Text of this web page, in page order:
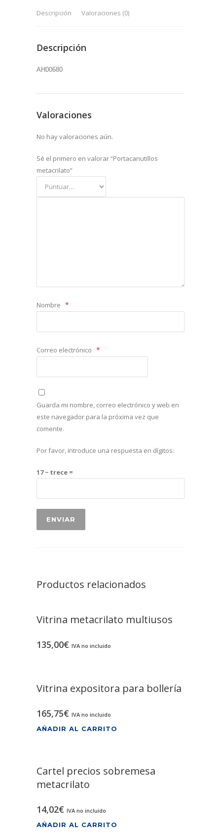
Descripción Valoraciones (0)
Descripción
AH00680
Valoraciones
No hay valoraciones aún.
Sé el primero en valorar “Portacanutillos
metacrilato”
Nombre *
Correo electrónico *
Guarda mi nombre, correo electrónico y web en
este navegador para la próxima vez que
comente.
Por favor, introduce una respuesta en dígitos:
17 − trece =
Productos relacionados
Vitrina metacrilato multiusos
135,00€ IVA no incluido
Vitrina expositora para bollería
165,75€ IVA no incluido
AÑADIR AL CARRITO
Cartel precios sobremesa
metacrilato
14,02€ IVA no incluido
AÑADIR AL CARRITO